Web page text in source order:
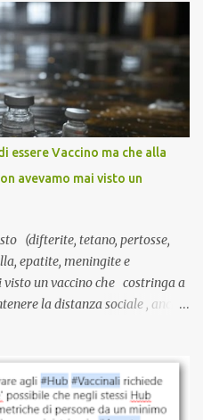
scuotere chiunque abbia
la propria testa. Per il vaccino
condizionata,
mai utilizzate prima su
e di discussione
La tua. Lo si somministra
fattori di rischio, spesso già
Non c’è presa in carico.
essere Vaccino ma che alla
avevamo mai visto un
(difterite, tetano, pertosse,
epatite, meningite e
un vaccino che costringa a
la distanza sociale , anche
parlare di ricompense,
avevamo mai visto
l’hanno fatto. Se non sei stato